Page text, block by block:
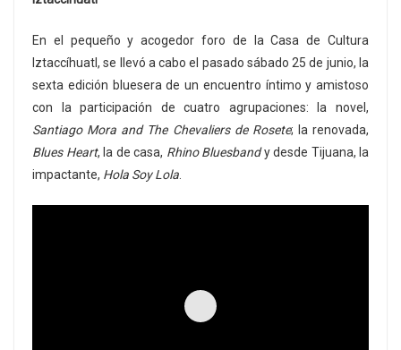
En el pequeño y acogedor foro de la Casa de Cultura
Iztaccíhuatl, se llevó a cabo el pasado sábado 25 de junio, la
sexta edición bluesera de un encuentro íntimo y amistoso
con la participación de cuatro agrupaciones: la novel,
Santiago Mora and The Chevaliers de Rosete; la renovada,
Blues Heart, la de casa, Rhino Bluesbandy desde Tijuana, la
impactante, Hola Soy Lola.